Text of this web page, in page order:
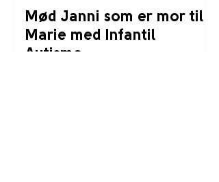
Mød Janni som er mor til
Marie med Infantil
Autisme